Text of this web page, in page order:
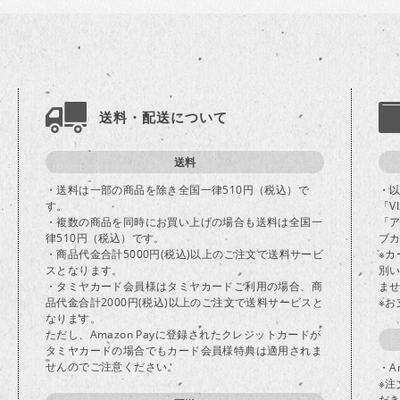
送料・配送について
送料
・送料は一部の商品を除き全国一律510円（税込）で
す。
・複数の商品を同時にお買い上げの場合も送料は全国一
律510円（税込）です。
・商品代金合計5000円(税込)以上のご注文で送料サービ
スとなります。
・タミヤカード会員様はタミヤカードご利用の場合、商
品代金合計2000円(税込)以上のご注文で送料サービスと
なります。
ただし、Amazon Payに登録されたクレジットカードが
タミヤカードの場合でもカード会員様特典は適用されま
せんのでご注意ください。
・
「
「
ブ
※カ
別
ま
※お
・
※注